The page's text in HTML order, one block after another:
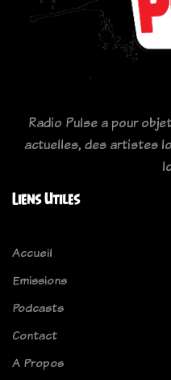
Radio Pulse a pour
actuelles, des artistes
Liens Utiles
Accueil
Emissions
Podcasts
Contact
A Propos